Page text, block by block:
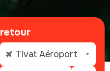
retour
Tivat Aéroport